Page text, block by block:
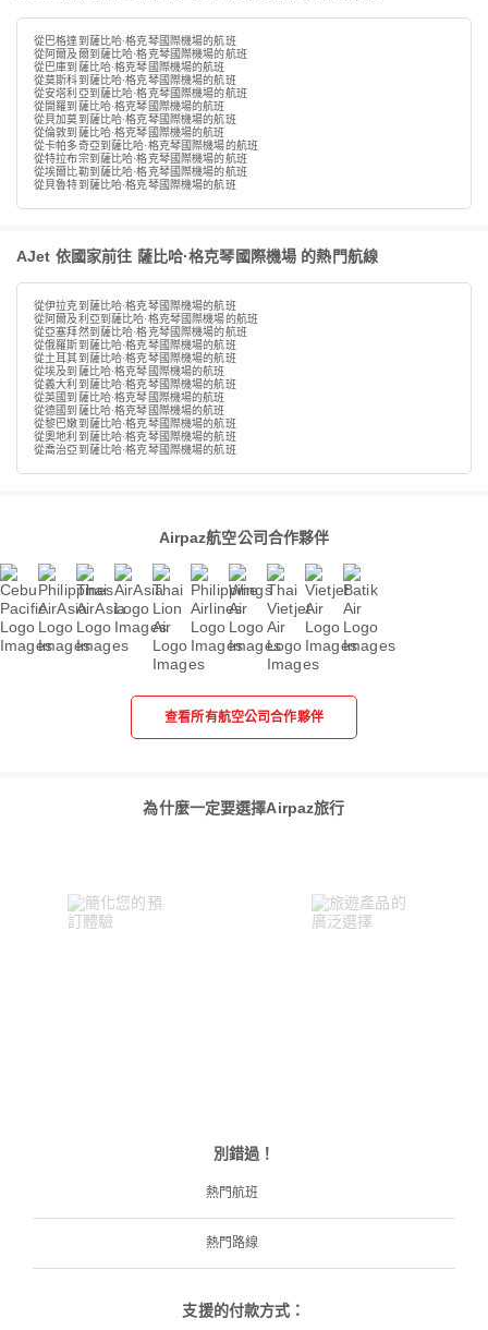
從巴格達到薩比哈·格克琴國際機場的航班
從阿爾及爾到薩比哈·格克琴國際機場的航班
從巴庫到薩比哈·格克琴國際機場的航班
從莫斯科到薩比哈·格克琴國際機場的航班
從安塔利亞到薩比哈·格克琴國際機場的航班
從開羅到薩比哈·格克琴國際機場的航班
從貝加莫到薩比哈·格克琴國際機場的航班
從倫敦到薩比哈·格克琴國際機場的航班
從卡帕多奇亞到薩比哈·格克琴國際機場的航班
從特拉布宗到薩比哈·格克琴國際機場的航班
從埃爾比勒到薩比哈·格克琴國際機場的航班
從貝魯特到薩比哈·格克琴國際機場的航班
AJet 依國家前往 薩比哈·格克琴國際機場 的熱門航線
從伊拉克到薩比哈·格克琴國際機場的航班
從阿爾及利亞到薩比哈·格克琴國際機場的航班
從亞塞拜然到薩比哈·格克琴國際機場的航班
從俄羅斯到薩比哈·格克琴國際機場的航班
從土耳其到薩比哈·格克琴國際機場的航班
從埃及到薩比哈·格克琴國際機場的航班
從義大利到薩比哈·格克琴國際機場的航班
從英國到薩比哈·格克琴國際機場的航班
從德國到薩比哈·格克琴國際機場的航班
從黎巴嫩到薩比哈·格克琴國際機場的航班
從奧地利到薩比哈·格克琴國際機場的航班
從喬治亞到薩比哈·格克琴國際機場的航班
Airpaz航空公司合作夥伴
查看所有航空公司合作夥伴
為什麼一定要選擇Airpaz旅行
別錯過！
熱門航班
熱門路線
支援的付款方式：